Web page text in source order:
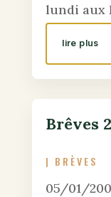
lundi aux
lire plus
Brêves
| BRÈVES
05/01/